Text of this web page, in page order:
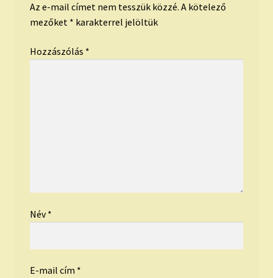
Az e-mail címet nem tesszük közzé. A kötelező
mezőket * karakterrel jelöltük
Hozzászólás *
Név*
E-mail cím *